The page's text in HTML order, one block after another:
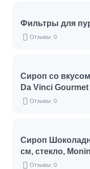
Фильтры для
Отзывы: 0
Сироп со
Da Vinci Gourmet
Отзывы: 0
Сироп
см, стекло, Monin
Отзывы: 0